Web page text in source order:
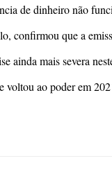
de dinheiro não
confirmou que a
ainda mais severa
ao poder em